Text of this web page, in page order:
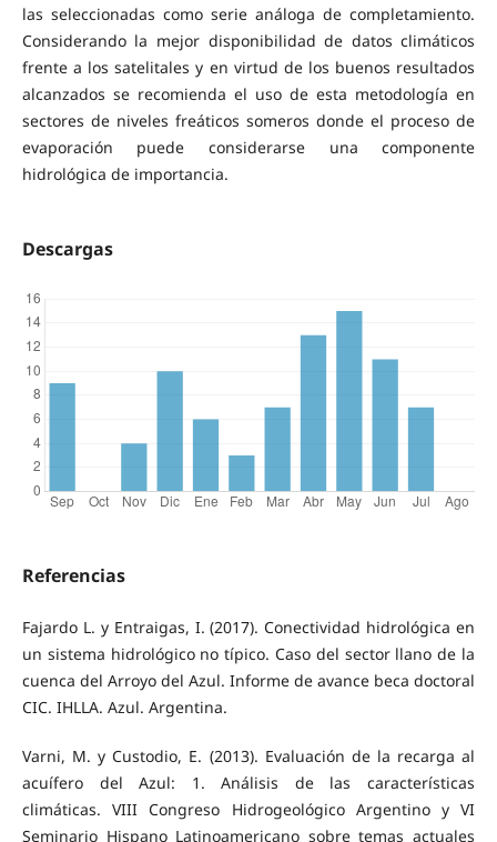
las seleccionadas como serie análoga de completamiento.
Considerando la mejor disponibilidad de datos climáticos
frente a los satelitales y en virtud de los buenos resultados
alcanzados se recomienda el uso de esta metodología en
sectores de niveles freáticos someros donde el proceso de
evaporación puede considerarse una componente
hidrológica de importancia.
Descargas
Referencias
Fajardo L. y Entraigas, I. (2017). Conectividad hidrológica en
un sistema hidrológico no típico. Caso del sector llano de la
cuenca del Arroyo del Azul. Informe de avance beca doctoral
CIC. IHLLA. Azul. Argentina.
Varni, M. y Custodio, E. (2013). Evaluación de la recarga al
acuífero del Azul: 1. Análisis de las características
climáticas. VIII Congreso Hidrogeológico Argentino y VI
Seminario Hispano Latinoamericano sobre temas actuales